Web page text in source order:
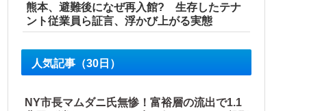
下落‥」
熊本、避難後になぜ再入館? 生存したテナ
ント従業員ら証言、浮かび上がる実態
人気記事（30日）
NY市長マムダニ氏無惨！富裕層の流出で1.1